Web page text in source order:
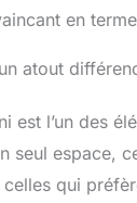
en
atout
est l’un des
seul espace,
qui